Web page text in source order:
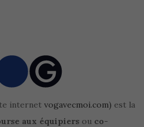
internet vogavecmoi.com) est la
aux équipiers ou co-